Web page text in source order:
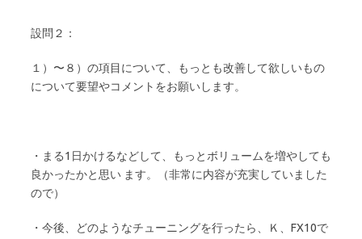
設問２：
１）〜８）の項目について、もっとも改善して欲しいもの
について要望やコメントをお願いします。
・まる1日かけるなどして、もっとボリュームを増やしても
良かったかと思い ます。（非常に内容が充実していました
ので）
・今後、どのようなチューニングを行ったら、Ｋ、FX10で